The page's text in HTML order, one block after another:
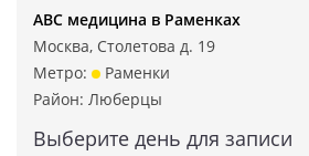
ABC медицина в Раменках
Москва, Столетова д. 19
Метро:
Раменки
Район: Люберцы
Выберите день для записи